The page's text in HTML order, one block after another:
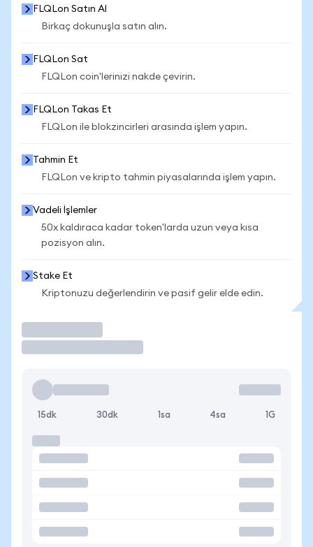
FLQLon Satın Al
Birkaç dokunuşla satın alın.
FLQLon Sat
FLQLon coin'lerinizi nakde çevirin.
FLQLon Takas Et
FLQLon ile blokzincirleri arasında işlem yapın.
Tahmin Et
FLQLon ve kripto tahmin piyasalarında işlem yapın.
Vadeli İşlemler
50x kaldıraca kadar token'larda uzun veya kısa
pozisyon alın.
Stake Et
Kriptonuzu değerlendirin ve pasif gelir elde edin.
15dk 30dk 1sa 4sa 1G